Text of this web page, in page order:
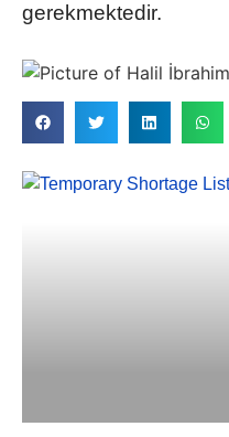
gerekmektedir.